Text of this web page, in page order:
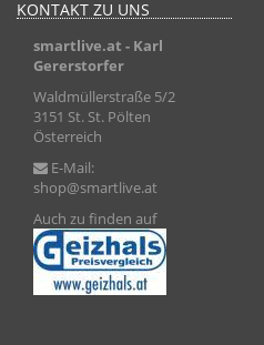
KONTAKT ZU UNS
smartlive.at - Karl
Gererstorfer
Waldmüllerstraße 5/2
3151 St. St. Pölten
Österreich
E-Mail:
shop@smartlive.at
Auch zu finden auf